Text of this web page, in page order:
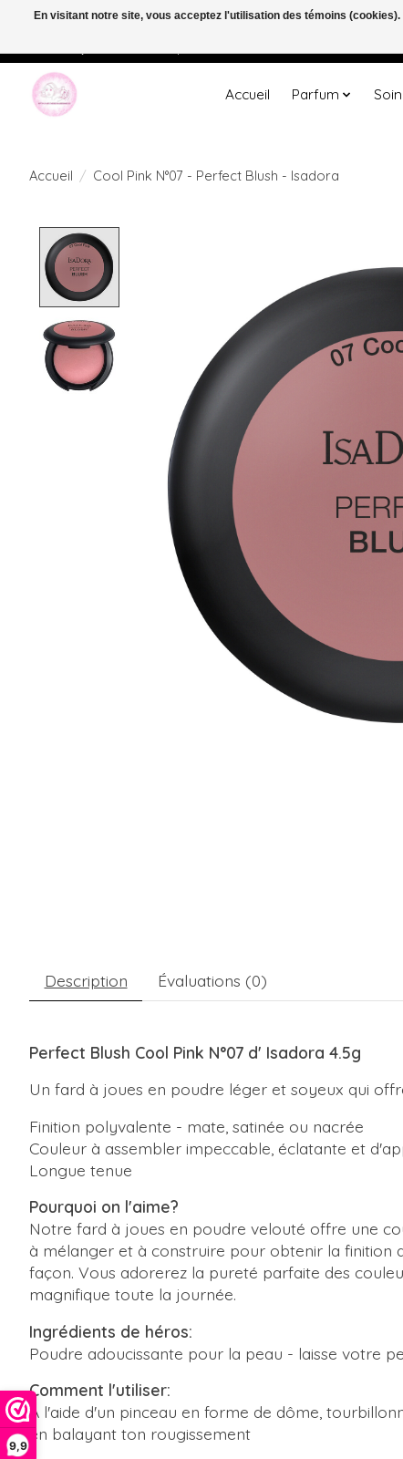
9,9
Accueil Parfum
Accueil / Cool Pink N°07 - Perfect Blush - Isadora
Description Évaluations (0)
Perfect Blush Cool Pink N°07 d' Isadora 4.5g
Un fard à joues en poudre léger et soyeux qui
Finition polyvalente - mate, satinée ou nacrée
Couleur à assembler impeccable, éclatante et
Longue tenue
Pourquoi on l'aime?
Notre fard à joues en poudre velouté offre une
à mélanger et à construire pour obtenir la finition
façon. Vous adorerez la pureté parfaite des
magnifique toute la journée.
Ingrédients de héros:
Poudre adoucissante pour la peau - laisse votre
Comment l'utiliser:
À l'aide d'un pinceau en forme de dôme,
en balayant ton rougissement
En visitant notre site, vous acceptez l'utilisation des témoins